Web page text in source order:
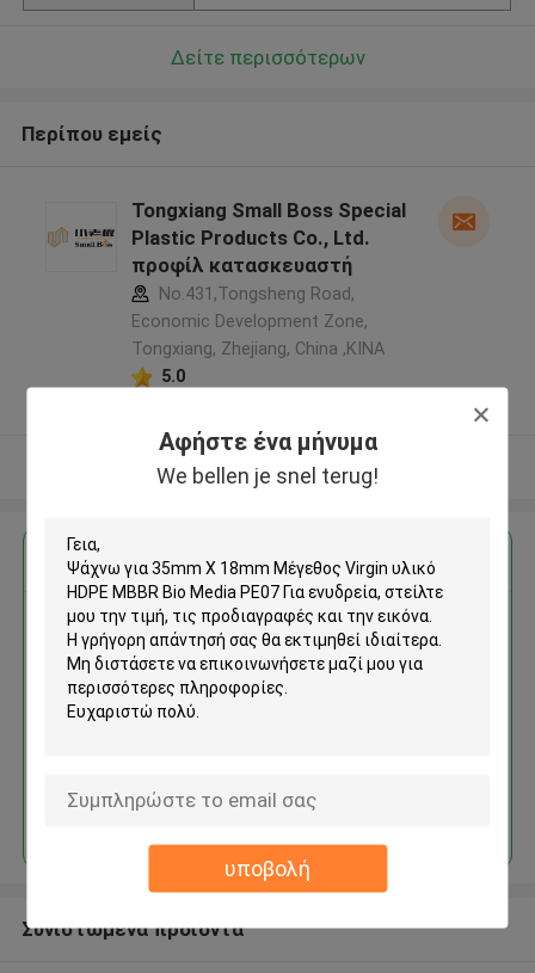
Αφήστε ένα μήνυμα
We bellen je snel terug!
υποβολή
Δείτε περισσότερων
Περίπου εμείς
Tongxiang Small Boss Special
Plastic Products Co., Ltd.
προφίλ κατασκευαστή
No.431,Tongsheng Road,
Economic Development Zone,
Tongxiang, Zhejiang, China ,ΚΙΝΑ
5.0
Δείτε περισσότερων
Αποκτήστε την καλύτερη τιμή για
35mm X 18mm Μέγεθος Virgin
υλικό HDPE MBBR Bio Media
PE07 Για ενυδρεία
Να συνεχίσει
Συνιστώμενα προϊόντα